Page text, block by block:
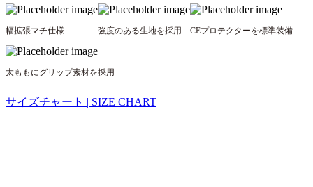
幅拡張マチ仕様 強度のある生地を採用 CEプロテクターを標準装備
太ももにグリップ素材を採用
サイズチャート | SIZE CHART